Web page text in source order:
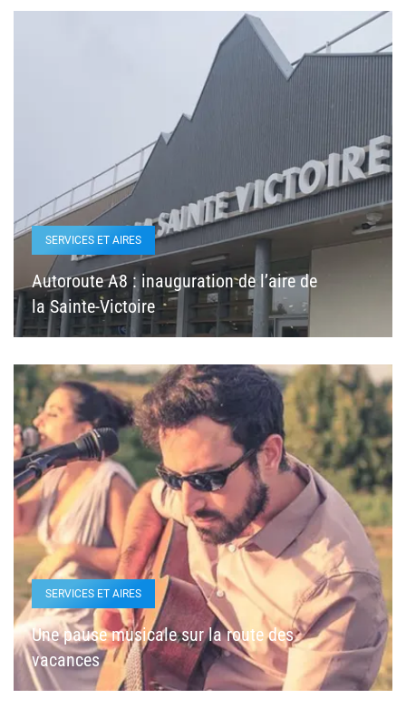
SERVICES ET AIRES
Autoroute A8 : inauguration de l’aire de
la Sainte-Victoire
SERVICES ET AIRES
Une pause musicale sur la route des
vacances